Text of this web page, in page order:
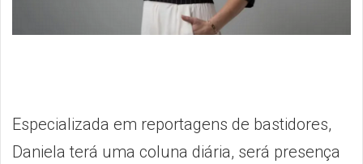
Especializada em reportagens de bastidores,
Daniela terá uma coluna diária, será presença